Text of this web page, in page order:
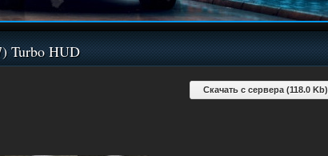
Turbo HUD
Скачать с сервера (118.0 Kb)